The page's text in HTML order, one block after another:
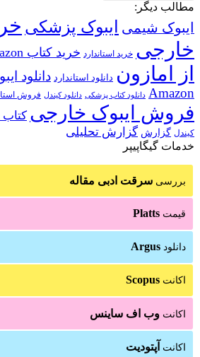
مطالب دیگر:
ایبوک شیمی ایبوک پزشکی
خارجی خرید استاندارد خرید کتاب amazon
از امازون دانلود استاندارد دانلود
Amazon دانلود کتاب پزشکی دانلود کیندل فروش
فروش ایبوک خارجی کتاب eBook
کیندل گزارش گزارش تحلیلی
خدمات گیگاپیپر
بررسی سرقت ادبی مقاله
قیمت Platts
دانلود Argus
اکانت Scopus
اکانت وب اف ساینس
اکانت آپتودیت